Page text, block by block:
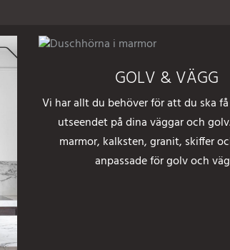
GOLV & VÄGG
Vi har allt du behöver för att du ska
utseendet på dina väggar och
marmor, kalksten, granit, skiffer
anpassade för golv och